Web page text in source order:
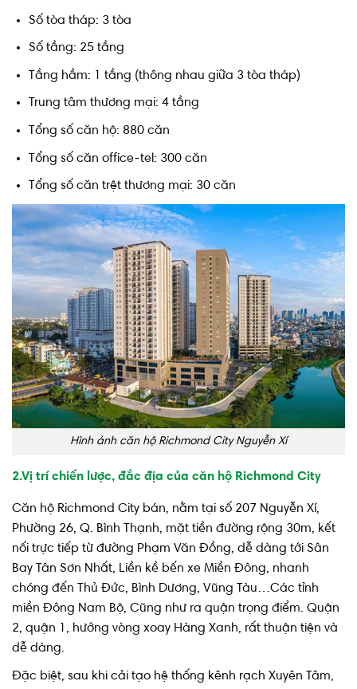
Số tòa tháp: 3 tòa
Số tầng: 25 tầng
Tầng hầm: 1 tầng (thông nhau giữa 3 tòa tháp)
Trung tâm thương mại: 4 tầng
Tổng số căn hộ: 880 căn
Tổng số căn office-tel: 300 căn
Tổng số căn trệt thương mại: 30 căn
Hình ảnh căn hộ Richmond City Nguyễn Xí
2.Vị trí chiến lược, đắc địa của căn hộ Richmond City
Căn hộ Richmond City bán, nằm tại số 207 Nguyễn Xí,
Phường 26, Q. Bình Thạnh, mặt tiền đường rộng 30m, kết
nối trực tiếp từ đường Phạm Văn Đồng, dễ dàng tới Sân
Bay Tân Sơn Nhất, Liền kề bến xe Miền Đông, nhanh
chóng đến Thủ Đức, Bình Dương, Vũng Tàu…Các tỉnh
miền Đông Nam Bộ, Cũng như ra quận trọng điểm. Quận
2, quận 1, hướng vòng xoay Hàng Xanh, rất thuận tiện và
dễ dàng.
Đặc biệt, sau khi cải tạo hệ thống kênh rạch Xuyên Tâm,